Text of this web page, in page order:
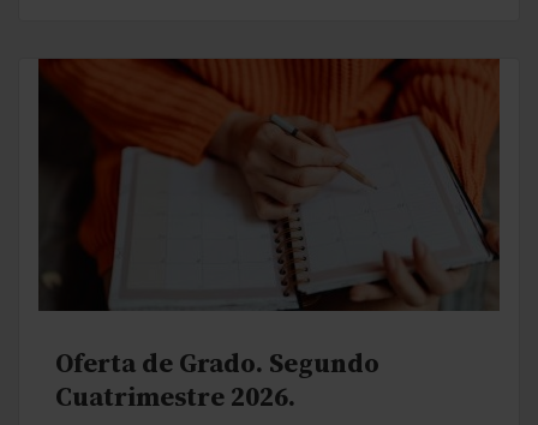
Oferta de Grado. Segundo
Cuatrimestre 2026.